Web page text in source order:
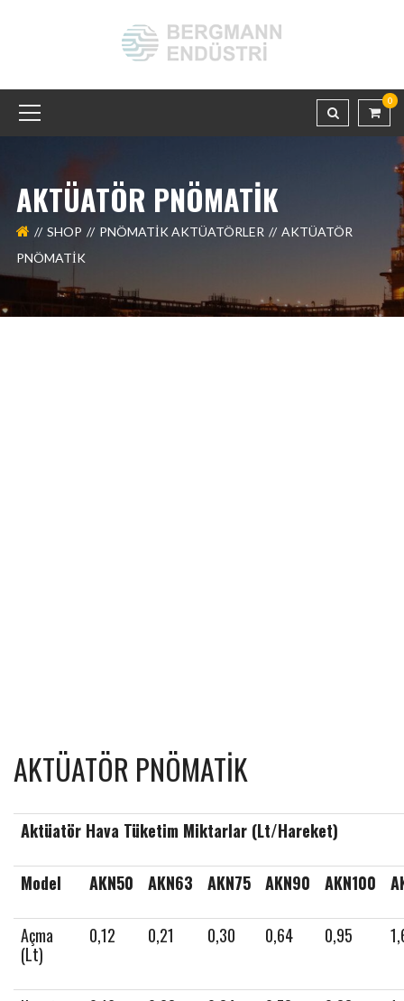
0
AKTÜATÖR PNÖMATİK
SHOP PNÖMATİK AKTÜATÖRLER
AKTÜATÖR
PNÖMATİK
AKTÜATÖR PNÖMATİK
Aktüatör Hava Tüketim Miktarlar (Lt/Hareket)
Model AKN50 AKN63 AKN75 AKN90 AKN100
Açma
(Lt)
0,12 0,21 0,30 0,64 0,95